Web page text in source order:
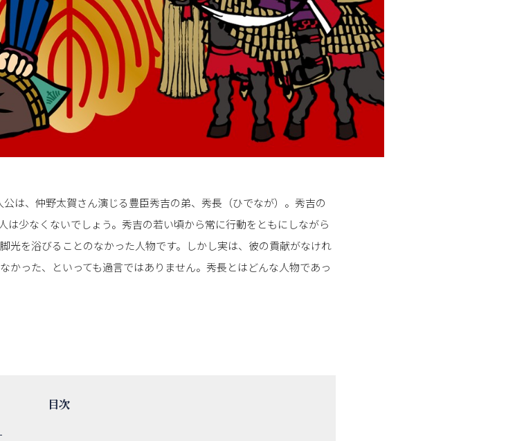
は、仲野太賀さん演じる豊臣秀吉の弟、秀長（ひでなが）。秀吉の
は少なくないでしょう。秀吉の若い頃から常に行動をともにしながら
光を浴びることのなかった人物です。しかし実は、彼の貢献がなけれ
かった、といっても過言ではありません。秀長とはどんな人物であっ